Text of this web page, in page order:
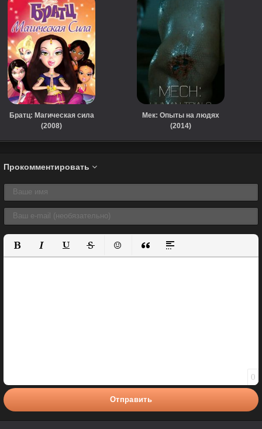
Братц: Магическая сила
(2008)
Мек: Опыты на людях
(2014)
Прокомментировать
Полужирный
КурсивПодчеркнутый
ЗачеркнутыйВставить смайлик
Вставка цитаты
Вставка спойлера
0
Отправить